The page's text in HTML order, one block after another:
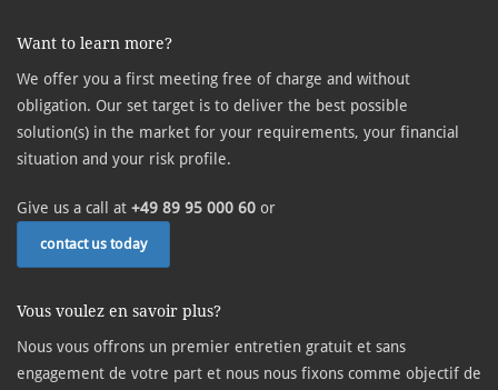
Want to learn more?
We offer you a first meeting free of charge and without
obligation. Our set target is to deliver the best possible
solution(s) in the market for your requirements, your financial
situation and your risk profile.
Give us a call at +49 89 95 000 60 or
contact us today
Vous voulez en savoir plus?
Nous vous offrons un premier entretien gratuit et sans
engagement de votre part et nous nous fixons comme objectif de